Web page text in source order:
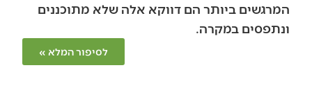
המרגשים ביותר הם דווקא אלה שלא מתוכננים
ונתפסים במקרה.
לסיפור המלא »